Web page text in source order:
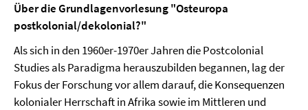
Über die Grundlagenvorlesung "Osteuropa
postkolonial/dekolonial?"
Als sich in den 1960er-1970er Jahren die Postcolonial
Studies als Paradigma herauszubilden begannen, lag der
Fokus der Forschung vor allem darauf, die Konsequenzen
kolonialer Herrschaft in Afrika sowie im Mittleren und